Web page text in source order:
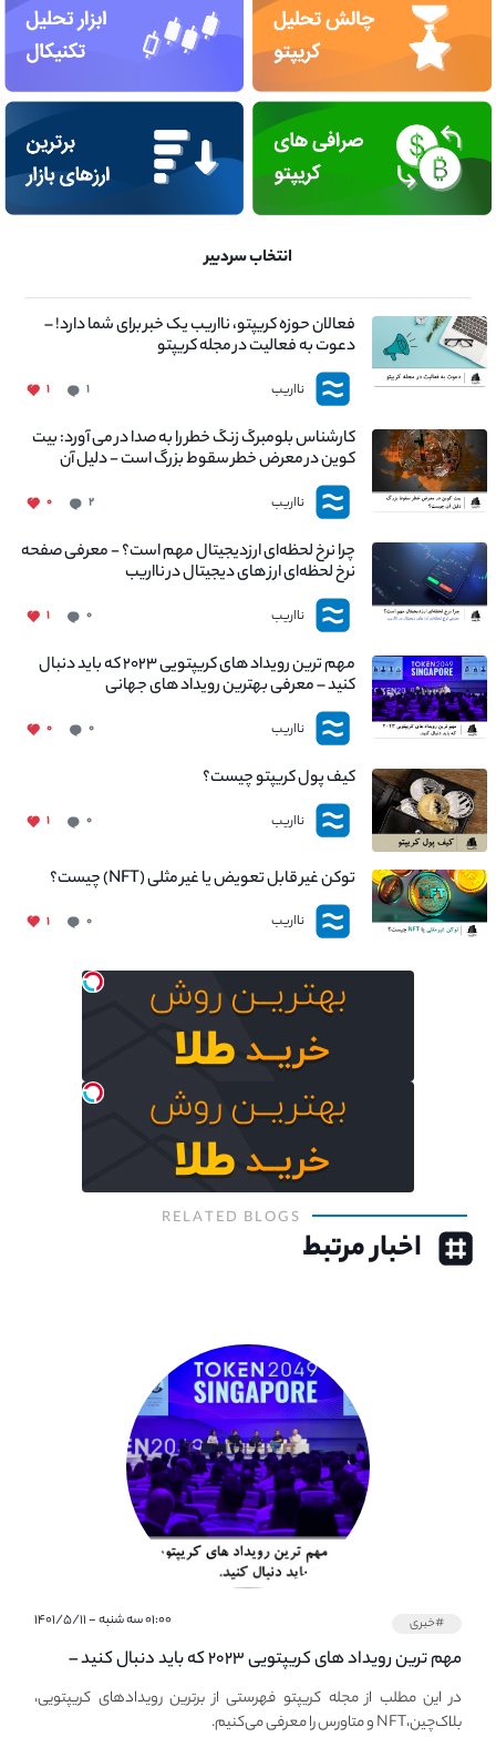
انتخاب سردبیر
فعالان حوزه کریپتو، نااریب یک خبر برای شما دارد! –
دعوت به فعالیت در مجله کریپتو
نااریب ۱ ۱
کارشناس بلومبرگ زنگ خطر را به صدا در می آورد: بیت
کوین در معرض خطر سقوط بزرگ است - دلیل آن
چیست؟
نااریب ۲ ۰
چرا نرخ لحظه‌ای ارزدیجیتال مهم است؟ - معرفی صفحه
نرخ لحظه‌ای ارز های دیجیتال در نااریب
نااریب ۰ ۱
مهم ترین رویداد های کریپتویی ۲۰۲۳ که باید دنبال
کنید – معرفی بهترین رویداد های جهانی
نااریب ۰ ۰
کیف پول کریپتو چیست؟
نااریب ۰ ۱
توکن غیر قابل تعویض یا غیر مثلی (NFT) چیست؟
نااریب ۰ ۱
RELATED BLOGS
اخبار مرتبط
#خبری ۰۱:۰۰ سه شنبه - ۱۴۰۱/۵/۱۱
مهم ترین رویداد های کریپتویی ۲۰۲۳ که باید دنبال کنید –
معرفی بهترین رویداد های جهانی
در این مطلب از مجله کریپتو فهرستی از برترین رویدادهای کریپتویی،
بلاک‌چین،NFT و متاورس را معرفی می‌کنیم.